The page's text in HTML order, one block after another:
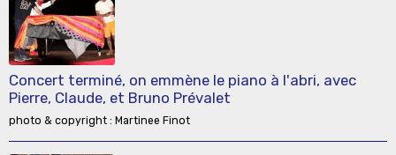
Concert terminé, on emmène le piano à l'abri, avec
Pierre, Claude, et Bruno Prévalet
photo & copyright : Martinee Finot